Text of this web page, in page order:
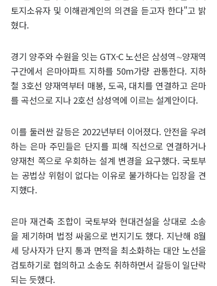
토지소유자 및 이해관계인의 의견을 듣고자 한다"고 밝
혔다.
경기 양주와 수원을 잇는 GTX-C 노선은 삼성역∼양재역
구간에서 은마아파트 지하를 50m가량 관통한다. 지하
철 3호선 양재역부터 매봉, 도곡, 대치를 연결하고 은마
를 곡선으로 지나 2호선 삼성역에 이르는 설계안이다.
이를 둘러싼 갈등은 2022년부터 이어졌다. 안전을 우려
하는 은마 주민들은 단지를 피해 직선으로 연결하거나
양재천 쪽으로 우회하는 설계 변경을 요구했다. 국토부
는 공법상 위험이 없다는 이유로 불가하다는 입장을 견
지했다.
은마 재건축 조합이 국토부와 현대건설을 상대로 소송
을 제기하며 법정 싸움으로 번지기도 했다. 지난해 8월
세 당사자가 단지 통과 면적을 최소화하는 대안 노선을
검토하기로 협의하고 소송도 취하하면서 갈등이 일단락
되는 듯했다.